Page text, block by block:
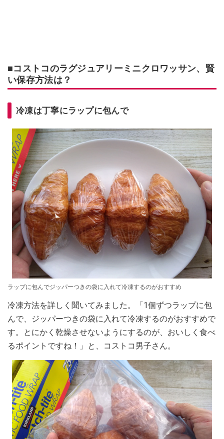
■コストコのラグジュアリーミニクロワッサン、賢
い保存方法は？
冷凍は丁寧にラップに包んで
ラップに包んでジッパーつきの袋に入れて冷凍するのがおすすめ
冷凍方法を詳しく聞いてみました。「1個ずつラップに包
んで、ジッパーつきの袋に入れて冷凍するのがおすすめで
す。とにかく乾燥させないようにするのが、おいしく食べ
るポイントですね！」と、コストコ男子さん。